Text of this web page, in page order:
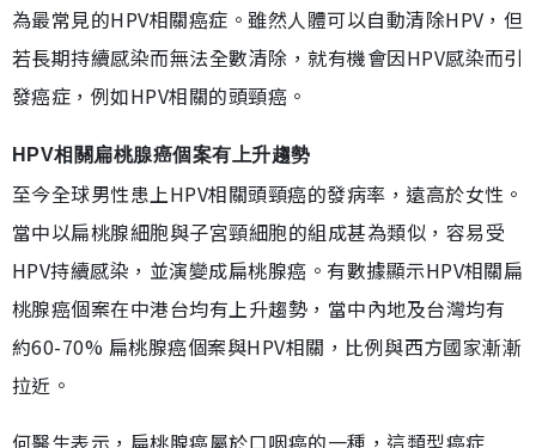
為最常見的HPV相關癌症。雖然人體可以自動清除HPV，但
若長期持續感染而無法全數清除，就有機會因HPV感染而引
發癌症，例如HPV相關的頭頸癌。
HPV相關扁桃腺癌個案有上升趨勢
至今全球男性患上HPV相關頭頸癌的發病率，遠高於女性。
當中以扁桃腺細胞與子宮頸細胞的組成甚為類似，容易受
HPV持續感染，並演變成扁桃腺癌。有數據顯示HPV相關扁
桃腺癌個案在中港台均有上升趨勢，當中內地及台灣均有
約60-70% 扁桃腺癌個案與HPV相關，比例與西方國家漸漸
拉近。
何醫生表示，扁桃腺癌屬於口咽癌的一種，這類型癌症